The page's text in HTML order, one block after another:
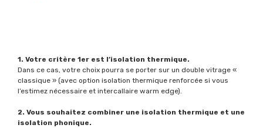
1. Votre critère 1er est l’isolation thermique.
Dans ce cas, votre choix pourra se porter sur un double vitrage «
classique » (avec option isolation thermique renforcée si vous
l’estimez nécessaire et intercallaire warm edge).
2. Vous souhaitez combiner une isolation thermique et une
isolation phonique.